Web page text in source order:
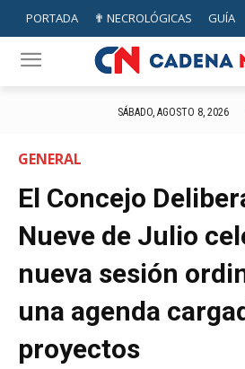
PORTADA ✟ NECROLÓGICAS GUÍA
SÁBADO, AGOSTO 8, 2026
GENERAL
El Concejo
Nueve de Julio
nueva sesión
una agenda
proyectos